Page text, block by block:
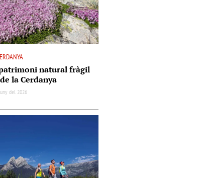
natural fràgil
la Cerdanya
del 2026